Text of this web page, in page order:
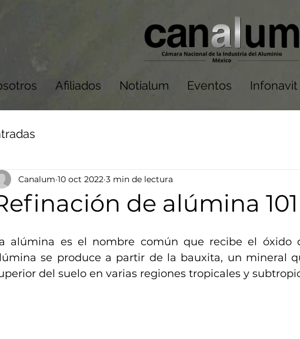
Afiliados Notialum Eventos Infonavit
de alúmina 101
Canalum 10 oct 2022 3 min de lectura
alúmina es el nombre común que recibe el óxido
se produce a partir de la bauxita, un mineral
del suelo en varias regiones tropicales y